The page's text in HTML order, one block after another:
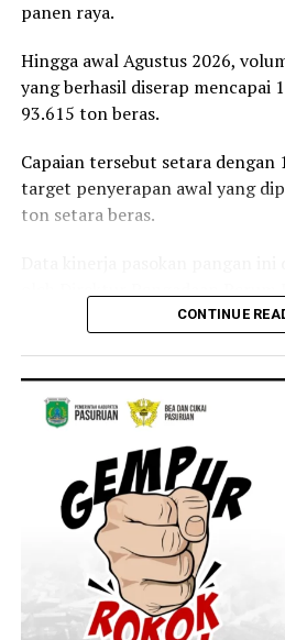
Reporter:Juan Ambarita
panen raya.
Hingga awal Agustus 2026,
yang berhasil diserap mencapai
93.615 ton beras.
Capaian tersebut setara dengan
target penyerapan awal yang
ton setara beras.
Setyanto saat beraudiensi
penstabilan harga di tingkat
cadangan beras, hingga skema
pendapatan petani lokal.
Direktur Pengadaan Bulog RI,
menyampaikan bahwa
gabah di kawasan lumbung
kuatnya koordinasi
CONTINUE